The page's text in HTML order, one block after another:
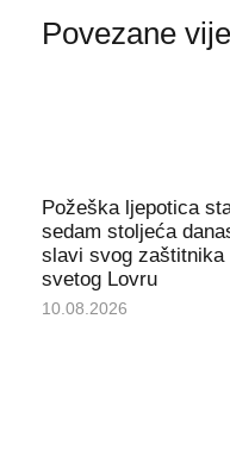
Povezane
Požeška ljepotica
sedam stoljeća
slavi svog zaštitnika
svetog Lovru
10.08.2026